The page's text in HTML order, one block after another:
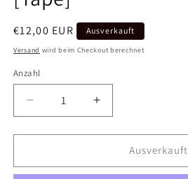
Normaler
Preis
€12,00 EUR Ausverkauft
Versand wird beim Checkout berechnet
Anzahl
Verringere
die
Menge
Aglie
Erhöhe
die
Menge
Aglie
Ausverkauft